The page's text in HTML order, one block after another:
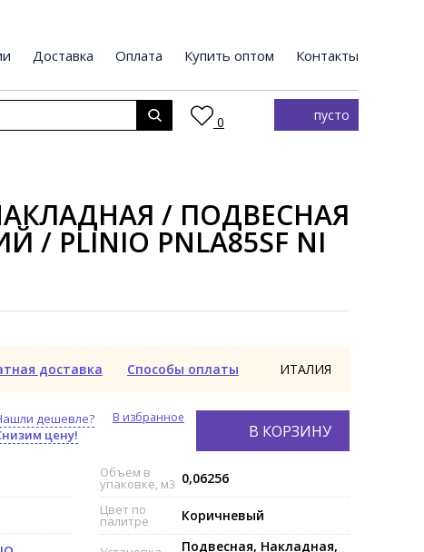
Доставка Оплата Купить оптом Контакты
0 пусто
/ ПОДВЕСНАЯ
/ PLINIO PNLA85SF NI
доставка Способы оплаты ИТАЛИЯ
дешевле?
цену!
В избранное
В КОРЗИНУ
Объем в
упаковке, м3 0,06256
Цвет по
палитре Коричневый
Подвесная, Накладная,